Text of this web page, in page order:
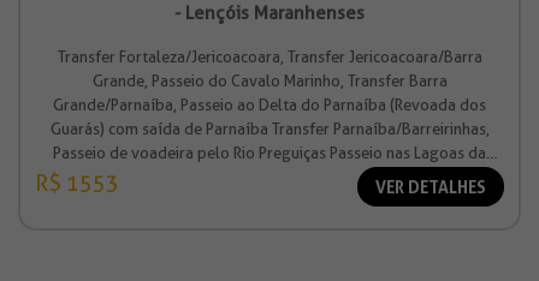
- Lençóis Maranhenses
Transfer Fortaleza/Jericoacoara, Transfer Jericoacoara/Barra
Grande, Passeio do Cavalo Marinho, Transfer Barra
Grande/Parnaíba, Passeio ao Delta do Parnaíba (Revoada dos
Guarás) com saída de Parnaíba Transfer Parnaíba/Barreirinhas,
Passeio de voadeira pelo Rio Preguiças Passeio nas Lagoas da
estação, Transfer Barreirinhas/São Luís.
R$ 1553 VER DETALHES